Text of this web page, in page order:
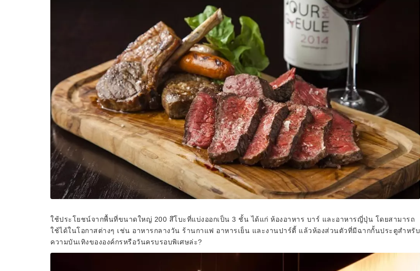
ใช้ประโยชน์จากพื้นที่ขนาดใหญ่ 200 สึโบะที่แบ่งออกเป็น 3 ชั้น ได้แก่ ห้องอาหาร บาร์ และอาหารญี่ปุ่น โดยสามารถ
ใช้ได้ในโอกาสต่างๆ เช่น อาหารกลางวัน ร้านกาแฟ อาหารเย็น และงานปาร์ตี้ แล้วห้องส่วนตัวที่มีฉากกั้นประตูสำหรับ
ความบันเทิงขององค์กรหรือวันครบรอบพิเศษล่ะ?